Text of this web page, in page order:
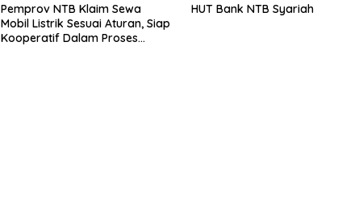
Pemprov NTB Klaim Sewa
Mobil Listrik Sesuai Aturan, Siap
Kooperatif Dalam Proses
HUT Bank NTB Syariah